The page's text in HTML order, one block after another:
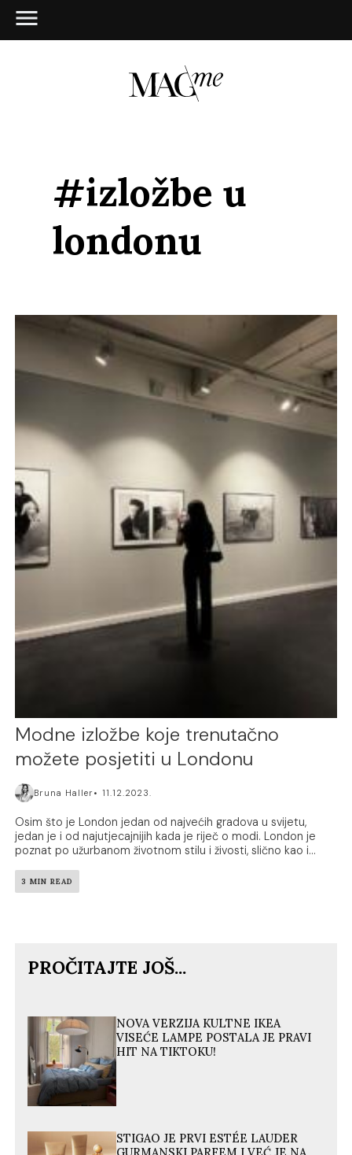
#izložbe u
londonu
Modne izložbe koje trenutačno
možete posjetiti u Londonu
Bruna Haller 11.12.2023.
Osim što je London jedan od najvećih gradova u svijetu,
jedan je i od najutjecajnijih kada je riječ o modi. London je
poznat po užurbanom životnom stilu i živosti, slično kao i...
3 MIN READ
PROČITAJTE JOŠ...
NOVA VERZIJA KULTNE IKEA
VISEĆE LAMPE POSTALA JE PRAVI
HIT NA TIKTOKU!
STIGAO JE PRVI ESTÉE LAUDER